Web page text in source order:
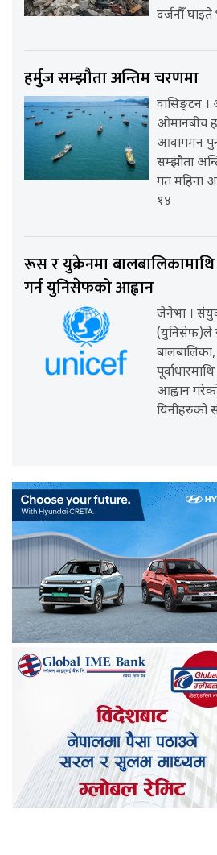
दर्जनौँ
हर्मुज सम्झौता अन्तिम चरणमा
वासिङ्टन ।
ओमानबीच
आवागमन
सम्झौता
गत महिना
१४
रूस र युक्रेनमा
गर्न युनिसेफको आह्वान
जेनेभा ।
(युनिसेफ)ले
आह्वान
यिनीहरुको